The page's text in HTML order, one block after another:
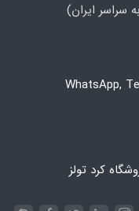
09188811648 - 09188811602
کرد تولز